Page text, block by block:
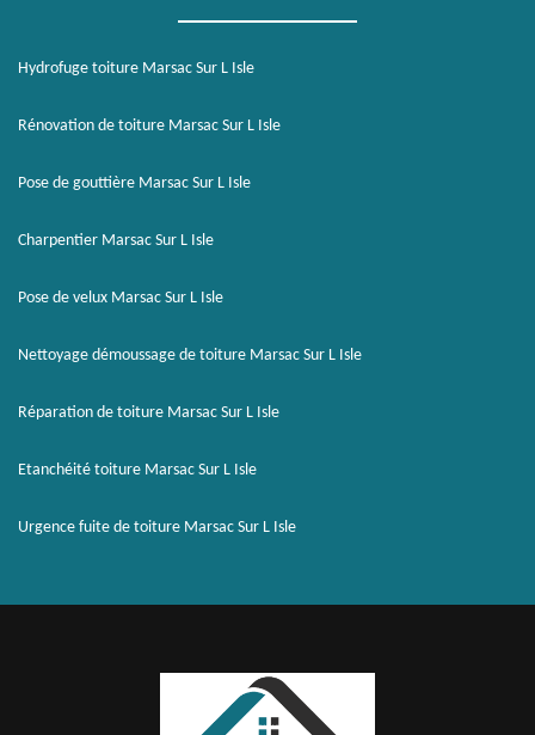
Hydrofuge toiture Marsac Sur L Isle
Rénovation de toiture Marsac Sur L Isle
Pose de gouttière Marsac Sur L Isle
Charpentier Marsac Sur L Isle
Pose de velux Marsac Sur L Isle
Nettoyage démoussage de toiture Marsac Sur L Isle
Réparation de toiture Marsac Sur L Isle
Etanchéité toiture Marsac Sur L Isle
Urgence fuite de toiture Marsac Sur L Isle